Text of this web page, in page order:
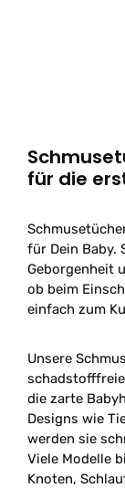
für die
für Dein Baby.
Geborgenheit
ob beim
einfach zum
Unsere
die zarte
Designs wie
werden sie
Viele Modelle
Knoten,